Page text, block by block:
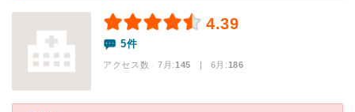
4.39
5件
アクセス数 7月:145 | 6月:186